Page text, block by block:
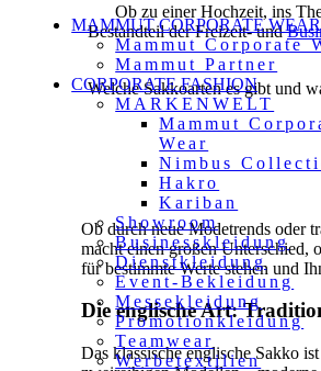
MAMMUT CORPORATE WEAR
Mammut Corporate
Mammut Partner
CORPORATE FASHION
MARKENWELT
Mammut
Wear
Nimbus
Hakro
Kariban
Showroom
Businesskleidung
Dienstkleidung
Event-Bekleidung
Messekleidung
Promotionkleidung
Teamwear
Werbetextilien
Ob zu einer Hochzeit, ins
Bestandteil der Freizeit- und
Welche Sakkoarten es gibt und
Ob durch neue Modetrends oder
macht einen großen Unterschied,
für bestimmte Werte stehen und
Die englische Art:
Das klassische englische Sakko